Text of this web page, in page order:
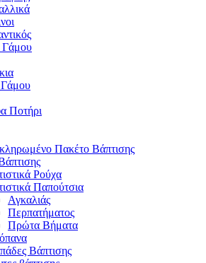
Γάμου
Ποτήρι
Πακέτο Βάπτισης
Ρούχα
Παπούτσια
Αγκαλιάς
Περπατήματος
Πρώτα Βήματα
Βάπτισης